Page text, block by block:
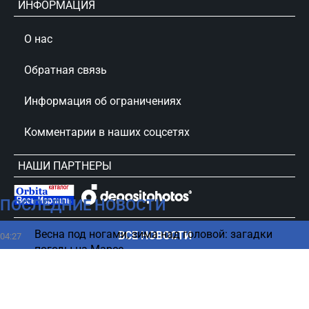
ПОСЛЕДНИЕ НОВОСТИ
04:27
Весна под ногами, зима над головой: загадки
погоды на Марсе
ВСЕ НОВОСТИ
ИНФОРМАЦИЯ
О нас
Обратная связь
Информация об ограничениях
Комментарии в наших соцсетях
НАШИ ПАРТНЕРЫ
сursorinfo.co.il © Все права защищены